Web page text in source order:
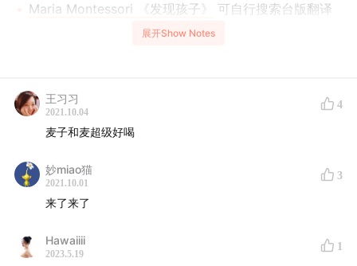
Maria Montessori 《发现孩子》
可自行搜索台版翻译
蒙台梭利环境艺术区
蒙台梭利环境-音乐区
麦独家冠名播出。我们过去一个月的早餐都有
麦子和麦早
餐燕麦饮陪伴，富含膳食纤维，自然清甜，温和唤醒肠
啥利
」，下单即可获得可爱午睡抱枕，先到先得哇！
展开Show Notes
王习习
2021.10.04
4
麦子和麦超级好喝
妙miao猫
2021.10.01
3
来了来了
Hawaiiii
2023.5.19
1